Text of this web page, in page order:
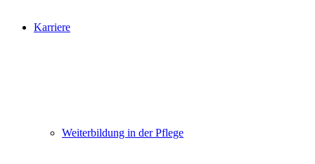
Karriere
Weiterbildung in der Pflege